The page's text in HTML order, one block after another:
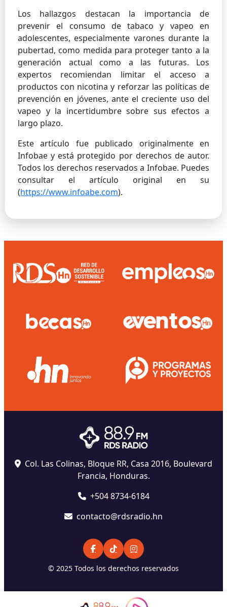
Los hallazgos destacan la importancia de
prevenir el consumo de tabaco y vapeo en
adolescentes, especialmente varones durante la
pubertad, como medida para proteger tanto a la
generación actual como a las futuras. Los
expertos recomiendan limitar el acceso a
productos con nicotina y reforzar las políticas de
prevención en jóvenes, ante el creciente uso del
vapeo y la incertidumbre sobre sus efectos a
largo plazo.
Este artículo fue publicado originalmente en
Infobae y está protegido por derechos de autor.
Todos los derechos reservados a Infobae. Puedes
consultar el artículo original en su
(https://www.infoabe.com).
Col. Las Colinas, Bloque RR, Casa 2016, Boulevard
Francia, Honduras.
+504 8734-6184
contacto@rdsradio.hn
© 2025 Todos los derechos reservados